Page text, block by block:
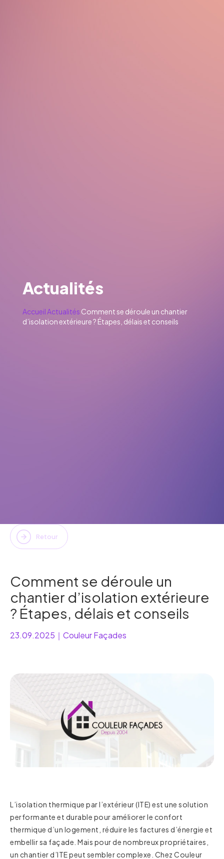
Actualités
AccueilActualités Comment se déroule un chantier
d’isolation extérieure ? Étapes, délais et conseils
Retour
Comment se déroule un
chantier d’isolation extérieure
? Étapes, délais et conseils
23.09.2025 ｜ Couleur Façades
L’isolation thermique par l’extérieur (ITE) est une solution
performante et durable pour améliorer le confort
thermique d’un logement, réduire les factures d’énergie et
embellir sa façade. Mais pour de nombreux propriétaires,
un chantier d’ITE peut sembler complexe. Chez Couleur